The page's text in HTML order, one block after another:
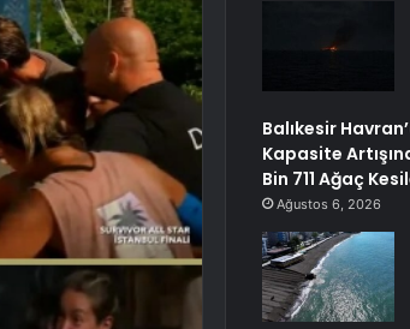
Balıkesir
Kapasite
Bin 711 Ağaç
Ağustos 6, 2026